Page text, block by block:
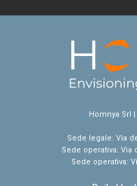
Homnya Srl |
Sede legale: Via
Sede operativa: Via
Sede operativa: